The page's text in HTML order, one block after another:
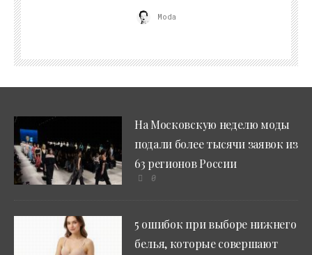
Moda
На Московскую неделю моды
подали более тысячи заявок из
63 регионов России
0
5 ошибок при выборе нижнего
белья, которые совершают